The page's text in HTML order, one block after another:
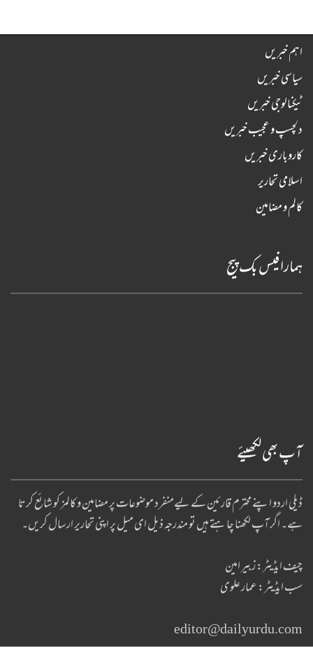
اہم خبریں
سیاسی خبریں
ٹیکنالوجی خبریں
دلچسپ و عجیب خبریں
کاروباری خبریں
اسلامی تحاریر
کالم و مضامین
ہمارا فیس بک پیج
آپ بھی لکھیئے
ڈیلی اردو اپنے محترم قارئین کے لیےمنفرد موضوعات پر مضامین و کالمز کو شائع کرتا
ہے۔ اگر آپ لکھنا چا ہتے ہیں تو مندرجہ ذیل ای میل پر اپنی تحاریر ارسال کریں۔
چیف ایڈیٹر: زبیر امین
سب ایڈیٹر: عمار علوی
editor@dailyurdu.com